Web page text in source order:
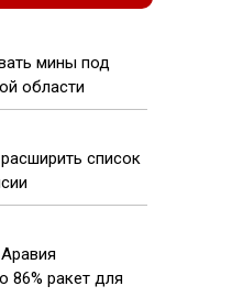
мины под
области
список
86% ракет для